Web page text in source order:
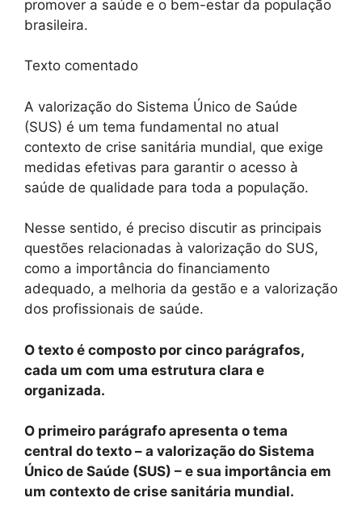
promover a saúde e o bem-estar da população
brasileira.
Texto comentado
A valorização do Sistema Único de Saúde
(SUS) é um tema fundamental no atual
contexto de crise sanitária mundial, que exige
medidas efetivas para garantir o acesso à
saúde de qualidade para toda a população.
Nesse sentido, é preciso discutir as principais
questões relacionadas à valorização do SUS,
como a importância do financiamento
adequado, a melhoria da gestão e a valorização
dos profissionais de saúde.
O texto é composto por cinco parágrafos,
cada um com uma estrutura clara e
organizada.
O primeiro parágrafo apresenta o tema
central do texto – a valorização do Sistema
Único de Saúde (SUS) – e sua importância em
um contexto de crise sanitária mundial.